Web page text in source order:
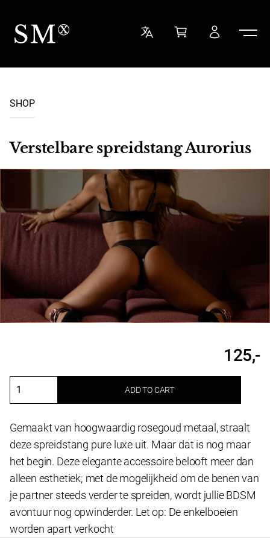
Sensual Minded
SHOP
Verstelbare spreidstang Aurorius
Gemaakt van hoogwaardig rosegoud metaal, straalt
deze spreidstang pure luxe uit. Maar dat is nog maar
het begin. Deze elegante accessoire belooft meer dan
alleen esthetiek; met de mogelijkheid om de benen van
je partner steeds verder te spreiden, wordt jullie BDSM
avontuur nog opwinderder. Let op: De enkelboeien
worden apart verkocht
125,-
Verstelbare
Aurorius
quantity
ADD TO CART